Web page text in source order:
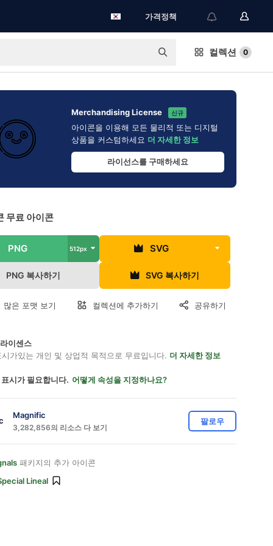
가격정책
컬렉션 0
Merchandising License 신규
아이콘을 이용해 모든 물리적 또는 디지털
상품을 커스텀하세요 더 자세한 정보
라이선스를 구매하세요
무료 아이콘
PNG 512px SVG
PNG 복사하기 SVG 복사하기
많은 포맷 보기 컬렉션에 추가하기 공유하기
이센스
가있는 개인 및 상업적 목적으로 무료입니다. 더 자세한 정보
시가 필요합니다. 어떻게 속성을 지정하나요?
Magnific
3,282,856의 리소스 다 보기
팔로우
패키지의 추가 아이콘
Lineal